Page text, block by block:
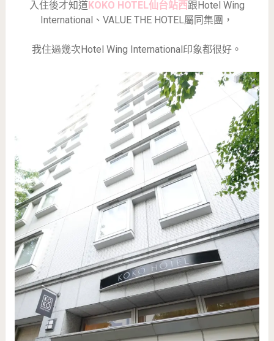
入住後才知道 KOKO HOTEL仙台站西跟Hotel Wing
International、VALUE THE HOTEL屬同集團，
我住過幾次Hotel Wing International印象都很好。